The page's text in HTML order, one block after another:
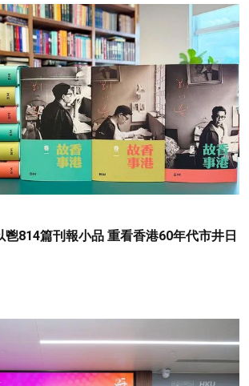
鬯814篇刊報小品 重看香港60年代市井日